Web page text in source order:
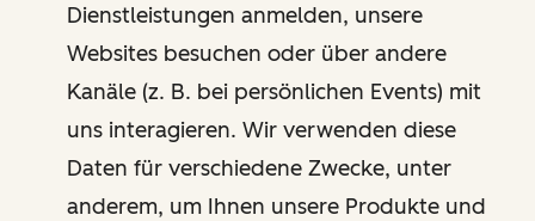
Dienstleistungen anmelden, unsere
Websites besuchen oder über andere
Kanäle (z. B. bei persönlichen Events) mit
uns interagieren. Wir verwenden diese
Daten für verschiedene Zwecke, unter
anderem, um Ihnen unsere Produkte und